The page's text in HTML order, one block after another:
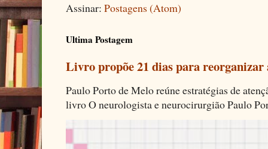
Assinar: Postagens (Atom)
Ultima Postagem
Livro propõe 21 dias para
Paulo Porto de Melo reúne estratégias de
livro O neurologista e neurocirurgião Paulo